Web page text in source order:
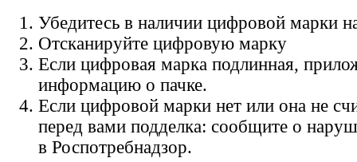
Убедитесь в наличии цифровой марки
Отсканируйте цифровую марку
Если цифровая марка подлинная,
информацию о пачке.
Если цифровой марки нет или она не
перед вами подделка: сообщите о
в Роспотребнадзор.